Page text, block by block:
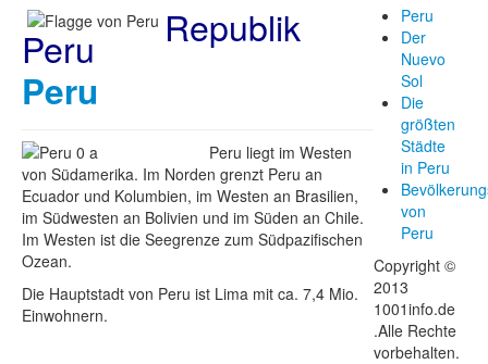
Republik
Peru
Peru
Peru liegt im Westen
von Südamerika. Im Norden grenzt Peru an
Ecuador und Kolumbien, im Westen an Brasilien,
im Südwesten an Bolivien und im Süden an Chile.
Im Westen ist die Seegrenze zum Südpazifischen
Ozean.
Die Hauptstadt von Peru ist Lima mit ca. 7,4 Mio.
Einwohnern.
Peru
Der
Nuevo
Sol
Die
größten
Städte
in Peru
von
Peru
Copyright ©
2013
1001info.de
.Alle Rechte
vorbehalten.